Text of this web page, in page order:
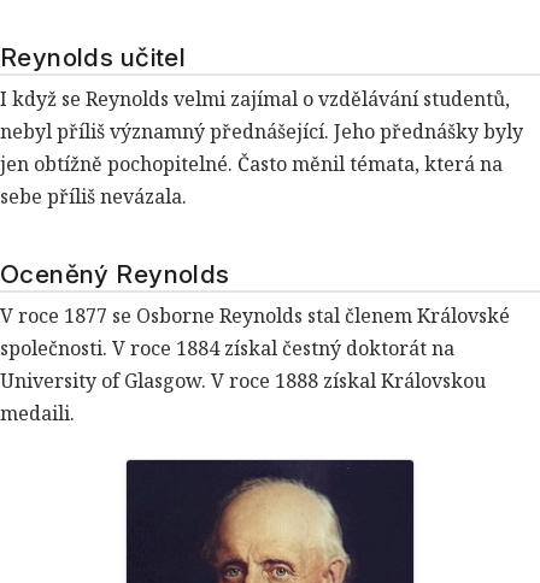
Reynolds učitel
I když se Reynolds velmi zajímal o vzdělávání studentů,
nebyl příliš významný přednášející. Jeho přednášky byly
jen obtížně pochopitelné. Často měnil témata, která na
sebe příliš nevázala.
Oceněný Reynolds
V roce 1877 se Osborne Reynolds stal členem Královské
společnosti. V roce 1884 získal čestný doktorát na
University of Glasgow. V roce 1888 získal Královskou
medaili.